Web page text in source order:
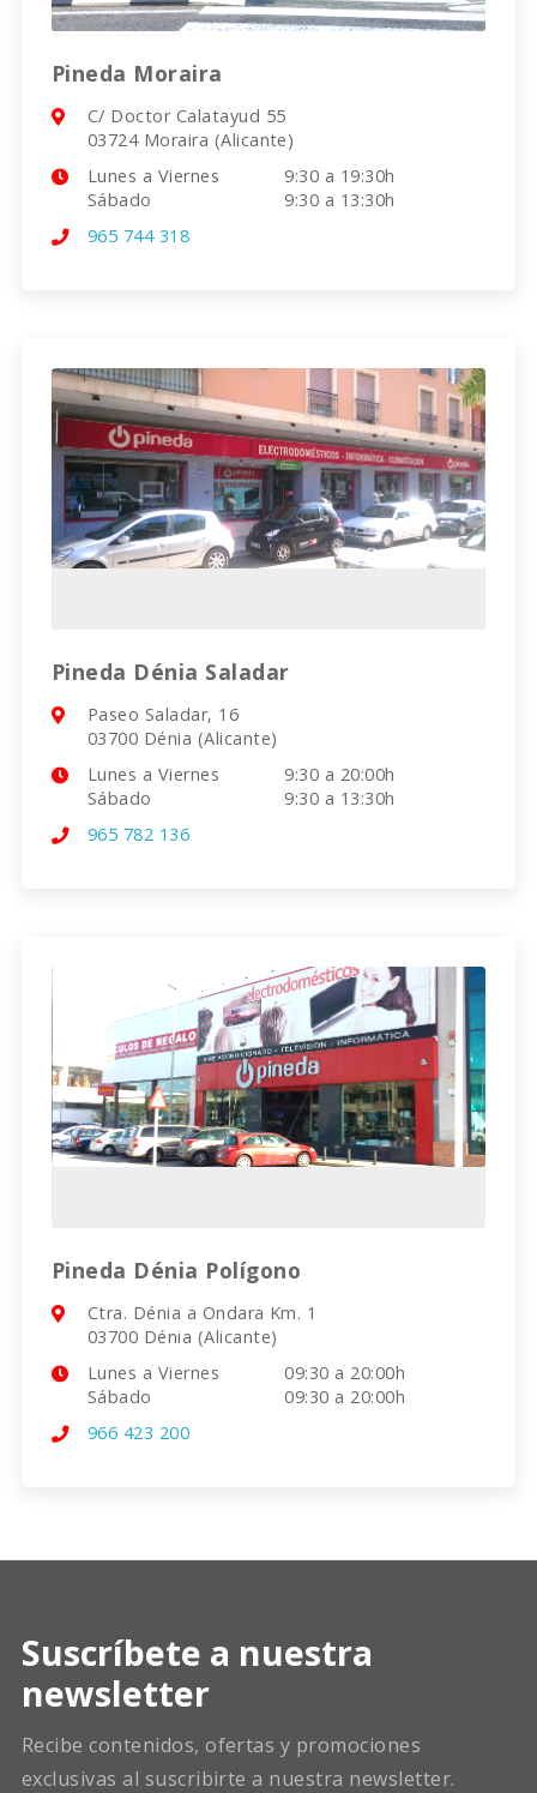
Pineda Moraira
C/ Doctor Calatayud 55
03724 Moraira (Alicante)
Lunes a Viernes
9:30 a 19:30h
Sábado
9:30 a 13:30h
965 744 318
Pineda Dénia Saladar
Paseo Saladar, 16
03700 Dénia (Alicante)
Lunes a Viernes
9:30 a 20:00h
Sábado
9:30 a 13:30h
965 782 136
Pineda Dénia Polígono
Ctra. Dénia a Ondara Km. 1
03700 Dénia (Alicante)
Lunes a Viernes
09:30 a 20:00h
Sábado
09:30 a 20:00h
966 423 200
Suscríbete a nuestra
newsletter
Recibe contenidos, ofertas y promociones
exclusivas al suscribirte a nuestra newsletter.